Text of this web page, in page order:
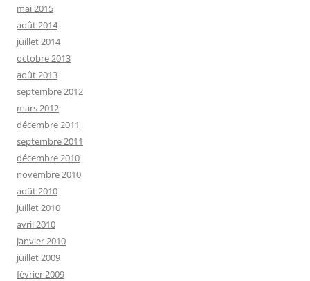
mai 2015
août 2014
juillet 2014
octobre 2013
août 2013
septembre 2012
mars 2012
décembre 2011
septembre 2011
décembre 2010
novembre 2010
août 2010
juillet 2010
avril 2010
janvier 2010
juillet 2009
février 2009